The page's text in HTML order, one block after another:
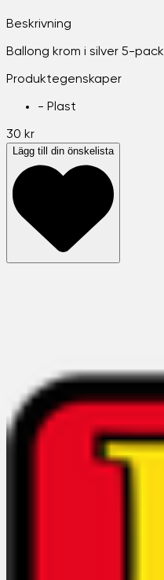
Beskrivning
Ballong krom i silver 5-pack
Produktegenskaper
- Plast
30 kr
Lägg till din önskelista